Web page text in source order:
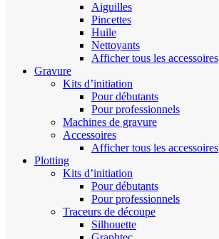
Aiguilles
Pincettes
Huile
Nettoyants
Afficher tous les accessoires
Gravure
Kits d’initiation
Pour débutants
Pour professionnels
Machines de gravure
Accessoires
Afficher tous les accessoires
Plotting
Kits d’initiation
Pour débutants
Pour professionnels
Traceurs de découpe
Silhouette